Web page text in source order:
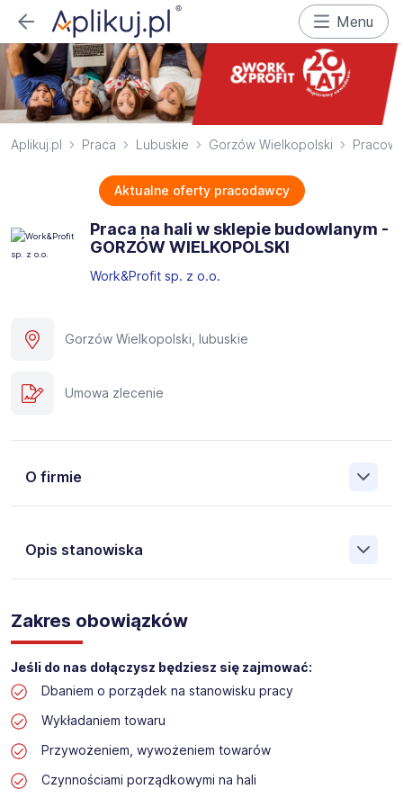
Menu
Aplikuj.pl Praca Lubuskie Gorzów Wielkopolski
Aktualne oferty pracodawcy
Praca na hali w sklepie budowlanym -
GORZÓW WIELKOPOLSKI​
Work&Profit sp. z o.o.
Gorzów Wielkopolski, lubuskie
Umowa zlecenie
O firmie
Opis stanowiska
Pośrednictwa Pracy i Doradztwa Personalnego Work &
Profit jest obecnie jedną z największych niezależnych
polskich agencji zatrudnienia. W ciągu wielu lat naszej
działalności daliśmy pracę przeszło 50 000 pracowników
w całym kraju. Skutecznie znajdujemy pracowników dla
największych firm, jak również małych rodzinnych
przedsiębiorstw w Polsce. Agencja jest wpisana pod nr
Obecnie dla naszego Klienta, poszukujemy osób na
Zakres obowiązków
Jeśli do nas dołączysz będziesz się zajmować:
Dbaniem o porządek na stanowisku pracy
Wykładaniem towaru
Przywożeniem, wywożeniem towarów
Czynnościami porządkowymi na hali